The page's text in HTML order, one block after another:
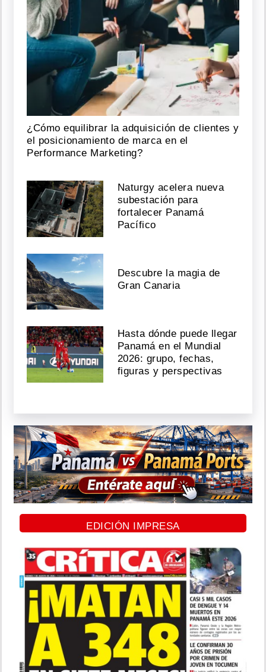
¿Cómo equilibrar la adquisición de clientes y
el posicionamiento de marca en el
Performance Marketing?
Naturgy acelera nueva
subestación para
fortalecer Panamá
Pacífico
Descubre la magia de
Gran Canaria
Hasta dónde puede llegar
Panamá en el Mundial
2026: grupo, fechas,
figuras y perspectivas
EDICIÓN IMPRESA